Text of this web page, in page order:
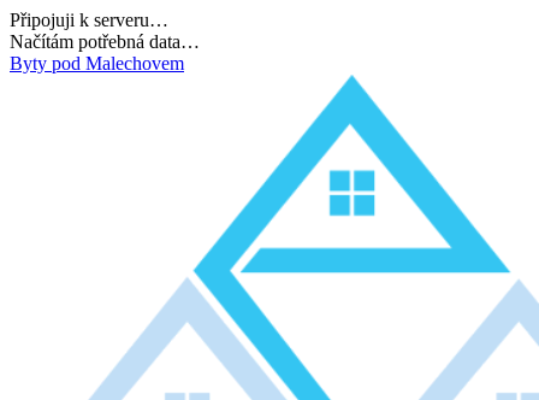
Připojuji k serveru…
Dokončuji inicializaci…
Byty pod Malechovem